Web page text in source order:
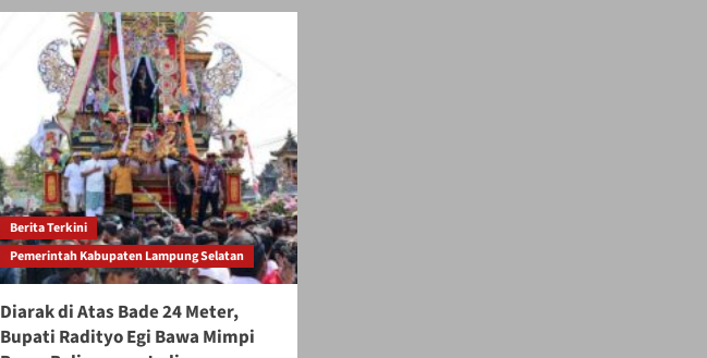
Berita Terkini
Pemerintah Kabupaten Lampung Selatan
Diarak di Atas Bade 24 Meter,
Bupati Radityo Egi Bawa Mimpi